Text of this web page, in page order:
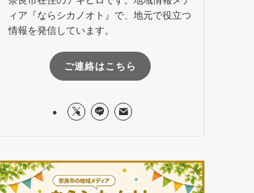
ィア『ならシカノオト』で、地元で役立つ
情報を発信しています。
ご連絡はこちら